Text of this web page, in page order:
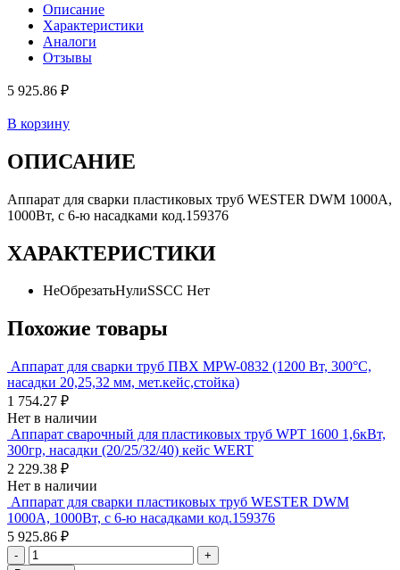
Описание
Характеристики
Аналоги
Отзывы
5 925.86 ₽
В корзину
ОПИСАНИЕ
Аппарат для сварки пластиковых труб WESTER DWM 1000A,
1000Вт, с 6-ю насадками код.159376
ХАРАКТЕРИСТИКИ
НеОбрезатьНулиSSCC Нет
Похожие товары
Аппарат для сварки труб ПВХ MPW-0832 (1200 Вт, 300°С,
насадки 20,25,32 мм, мет.кейс,стойка)
1 754.27 ₽
Нет в наличии
Аппарат сварочный для пластиковых труб WРТ 1600 1,6кВт,
300гр, насадки (20/25/32/40) кейс WERT
2 229.38 ₽
Нет в наличии
Аппарат для сварки пластиковых труб WESTER DWM
1000A, 1000Вт, с 6-ю насадками код.159376
5 925.86 ₽
-
+